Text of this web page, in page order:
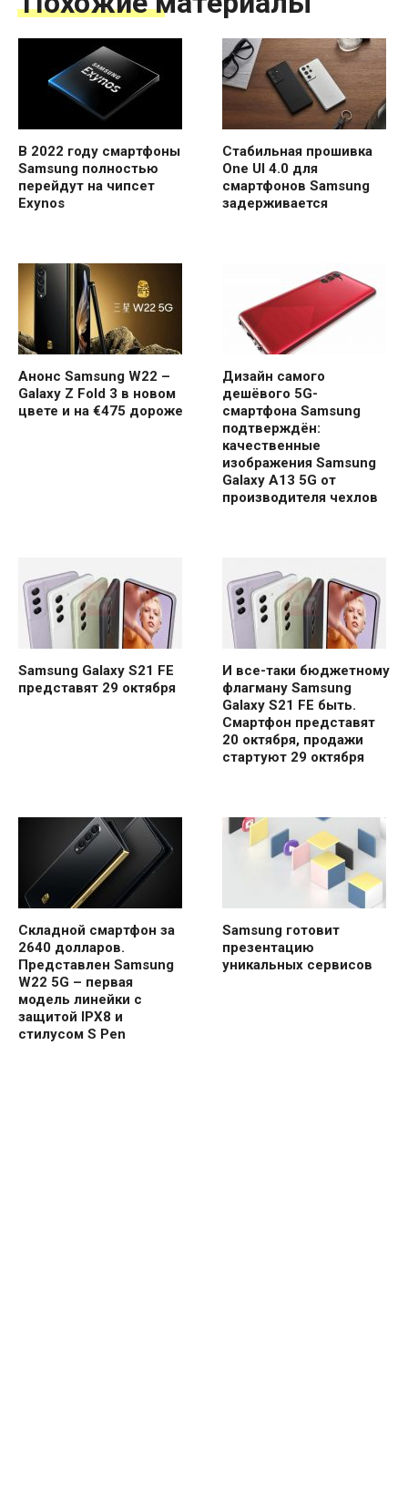
В 2022 году смартфоны
Samsung полностью
перейдут на чипсет
Exynos
Стабильная прошивка
One UI 4.0 для
смартфонов Samsung
задерживается
Анонс Samsung W22 –
Galaxy Z Fold 3 в новом
цвете и на €475 дороже
Дизайн самого
дешёвого 5G-
смартфона Samsung
подтверждён:
качественные
изображения Samsung
Galaxy A13 5G от
производителя чехлов
Samsung Galaxy S21 FE
представят 29 октября
И все-таки бюджетному
флагману Samsung
Galaxy S21 FE быть.
Смартфон представят
20 октября, продажи
стартуют 29 октября
Складной смартфон за
2640 долларов.
Представлен Samsung
W22 5G – первая
модель линейки с
защитой IPX8 и
стилусом S Pen
Samsung готовит
презентацию
уникальных сервисов